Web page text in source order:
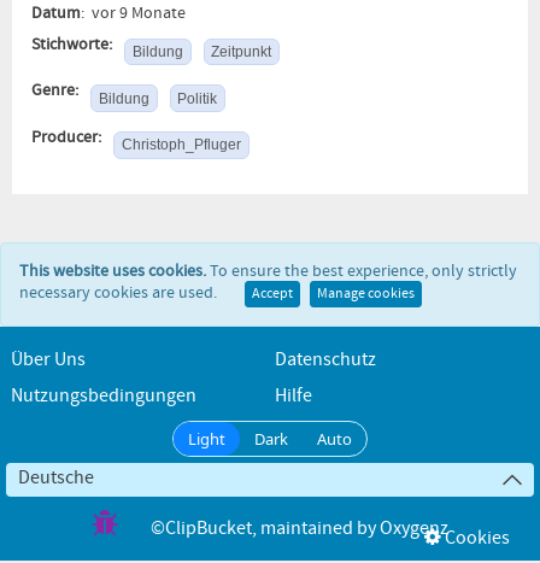
Datum: vor 9 Monate
Stichworte:
Bildung Zeitpunkt
Genre: Bildung Politik
Producer: Christoph_Pfluger
This website uses cookies.To ensure the best experience, only strictly
necessary cookies are used.
Accept Manage cookies
Über Uns
Datenschutz
Nutzungsbedingungen
Hilfe
Light Dark Auto
Deutsche
©ClipBucket, maintained byOxygenzCookies